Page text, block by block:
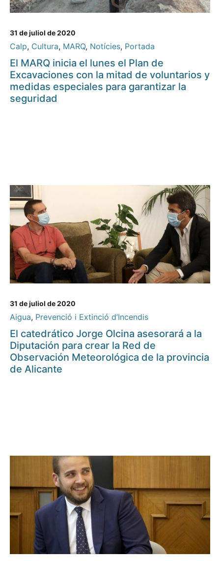
31 de juliol de 2020
Calp, Cultura, MARQ, Notícies, Portada
El MARQ inicia el lunes el Plan de
Excavaciones con la mitad de voluntarios y
medidas especiales para garantizar la
seguridad
31 de juliol de 2020
Aigua, Prevenció i Extinció d’Incendis
El catedrático Jorge Olcina asesorará a la
Diputación para crear la Red de
Observación Meteorológica de la provincia
de Alicante